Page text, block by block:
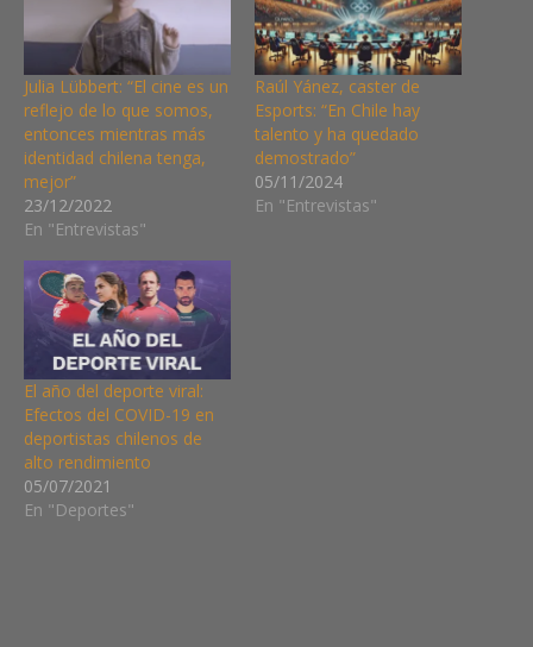
Julia Lübbert: “El cine es un
reflejo de lo que somos,
entonces mientras más
identidad chilena tenga,
mejor”
23/12/2022
En "Entrevistas"
Raúl Yánez, caster de
Esports: “En Chile hay
talento y ha quedado
demostrado”
05/11/2024
En "Entrevistas"
El año del deporte viral:
Efectos del COVID-19 en
deportistas chilenos de
alto rendimiento
05/07/2021
En "Deportes"